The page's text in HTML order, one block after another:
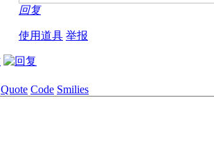
回复
使用道具 举报
Quote Code Smilies